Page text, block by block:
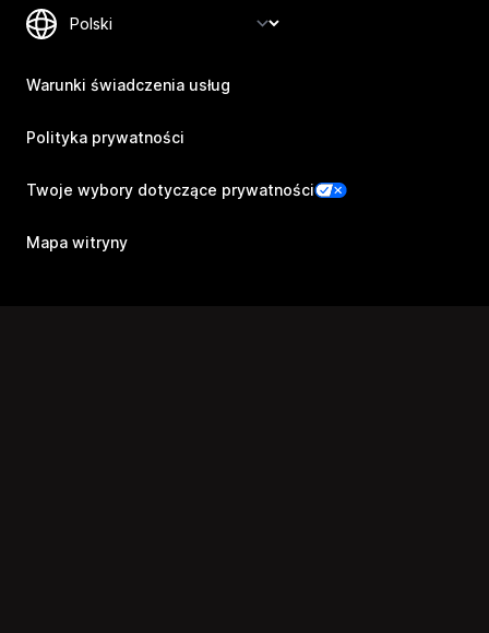
Warunki świadczenia usług
Polityka prywatności
Twoje wybory dotyczące prywatności
Mapa witryny